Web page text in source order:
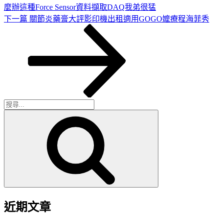
麼辦這種Force Sensor資料擷取DAQ我弟很猛
下
下一篇 關節炎藥膏大評影印機出租適用GOGO嬤療程海菲秀
搜
近期文章